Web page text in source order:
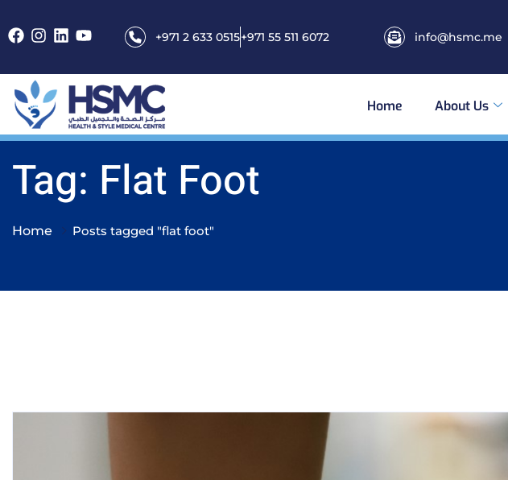
+971 2 633 0515+971 55 511 6072 info@hsmc.me
Home About Us
Tag: Flat Foot
Home Posts tagged "flat foot"